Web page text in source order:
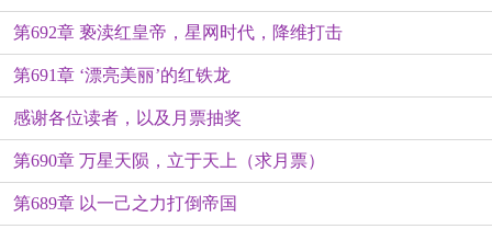
吗？！（求月票）
第692章 亵渎红皇帝，星网时代，降维打击
第691章 ‘漂亮美丽’的红铁龙
感谢各位读者，以及月票抽奖
第690章 万星天陨，立于天上（求月票）
第689章 以一己之力打倒帝国